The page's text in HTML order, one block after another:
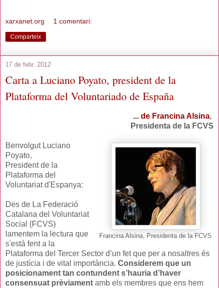
xarxanet.org 1 comentari:
Comparteix
17 de febr. 2012
Carta a Luciano Poyato, president de la
Plataforma del Voluntariado de España
... de Francina Alsina,
Presidenta de la FCVS
Francina Alsina, Presidenta de la FCVS
Benvolgut Luciano
Poyato,
President de la
Plataforma del
Voluntariat d'Espanya:
Des de La Federació
Catalana del Voluntariat
Social (FCVS)
lamentem la lectura que
s'està fent a la
Plataforma del Tercer Sector d’un fet que per a nosaltres és
de justícia i de vital importància. Considerem que un
posicionament tan contundent s’hauria d’haver
consensuat prèviament amb els membres que ens hem